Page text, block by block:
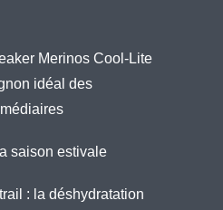
Merinos Cool-Lite
idéal des
saison estivale
: la déshydratation